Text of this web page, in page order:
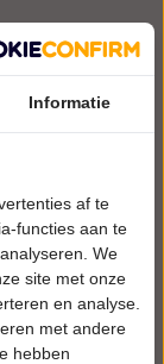
Informatie
af te
functies aan te
We
site met onze
en analyse.
met andere
hebben